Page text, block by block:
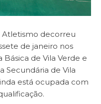
Atletismo decorreu
de janeiro nos
Básica de Vila Verde e
Secundária de Vila
está ocupada com